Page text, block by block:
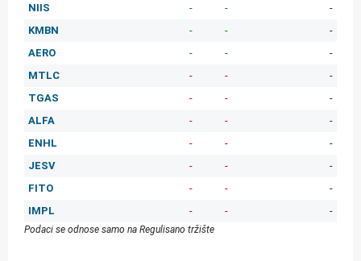
NIIS
- -
-
KMBN
- -
-
AERO
- -
-
MTLC
- -
-
TGAS
- -
-
ALFA
- -
-
ENHL
- -
-
JESV
- -
-
FITO
- -
-
IMPL
- - -
Podaci se odnose samo na Regulisano tržište